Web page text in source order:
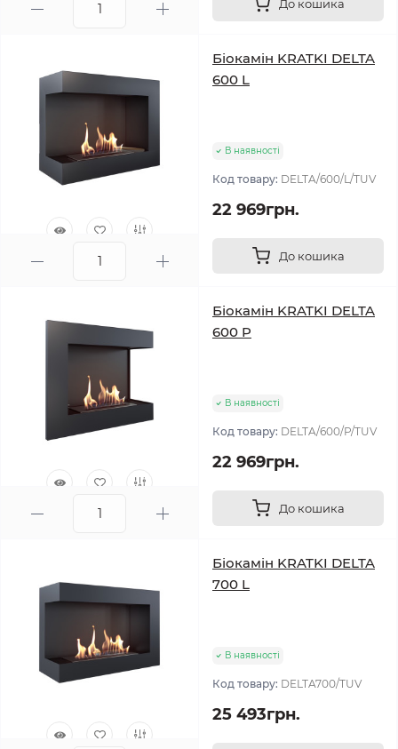
До кошика
Біокамін KRATKI DELTA
600 L
В наявності
Код товару: DELTA/600/L/TUV
22 969грн.
До кошика
Біокамін KRATKI DELTA
600 P
В наявності
Код товару: DELTA/600/P/TUV
22 969грн.
До кошика
Біокамін KRATKI DELTA
700 L
В наявності
Код товару: DELTA700/TUV
25 493грн.